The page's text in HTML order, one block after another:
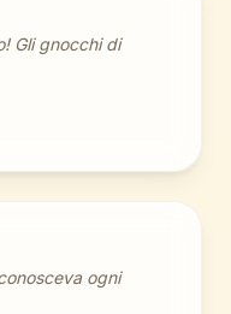
Gli gnocchi di
ogni